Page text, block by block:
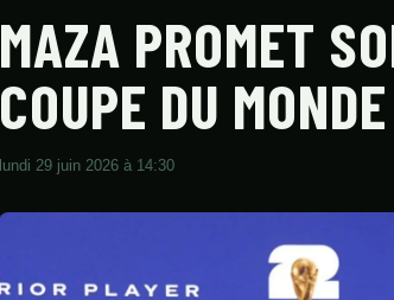
MAZA PROMET
COUPE DU
lundi 29 juin 2026 à 14:30